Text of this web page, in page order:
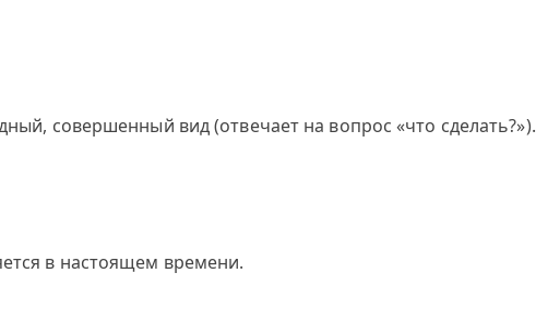
совершенный вид (отвечает на вопрос «что сделать?»).
в настоящем времени.